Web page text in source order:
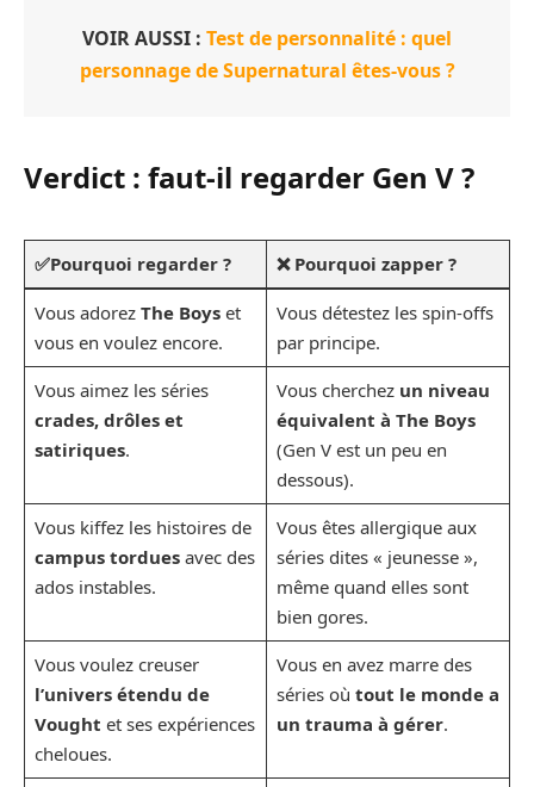
VOIR AUSSI : Test de personnalité : quel
personnage de Supernatural êtes-vous ?
Verdict : faut-il regarder Gen V ?
✅Pourquoi regarder ? ❌ Pourquoi zapper ?
Vous adorez The Boyset
vous en voulez encore.
Vous détestez les spin-offs
par principe.
Vous aimez les séries
crades, drôles et
satiriques.
Vous cherchez un niveau
équivalent à The Boys
(Gen V est un peu en
dessous).
Vous kiffez les histoires de
campus torduesavec des
ados instables.
Vous êtes allergique aux
séries dites « jeunesse »,
même quand elles sont
bien gores.
Vous voulez creuser
l’univers étendu de
Vought et ses expériences
cheloues.
Vous en avez marre des
séries où tout le monde a
un trauma à gérer.